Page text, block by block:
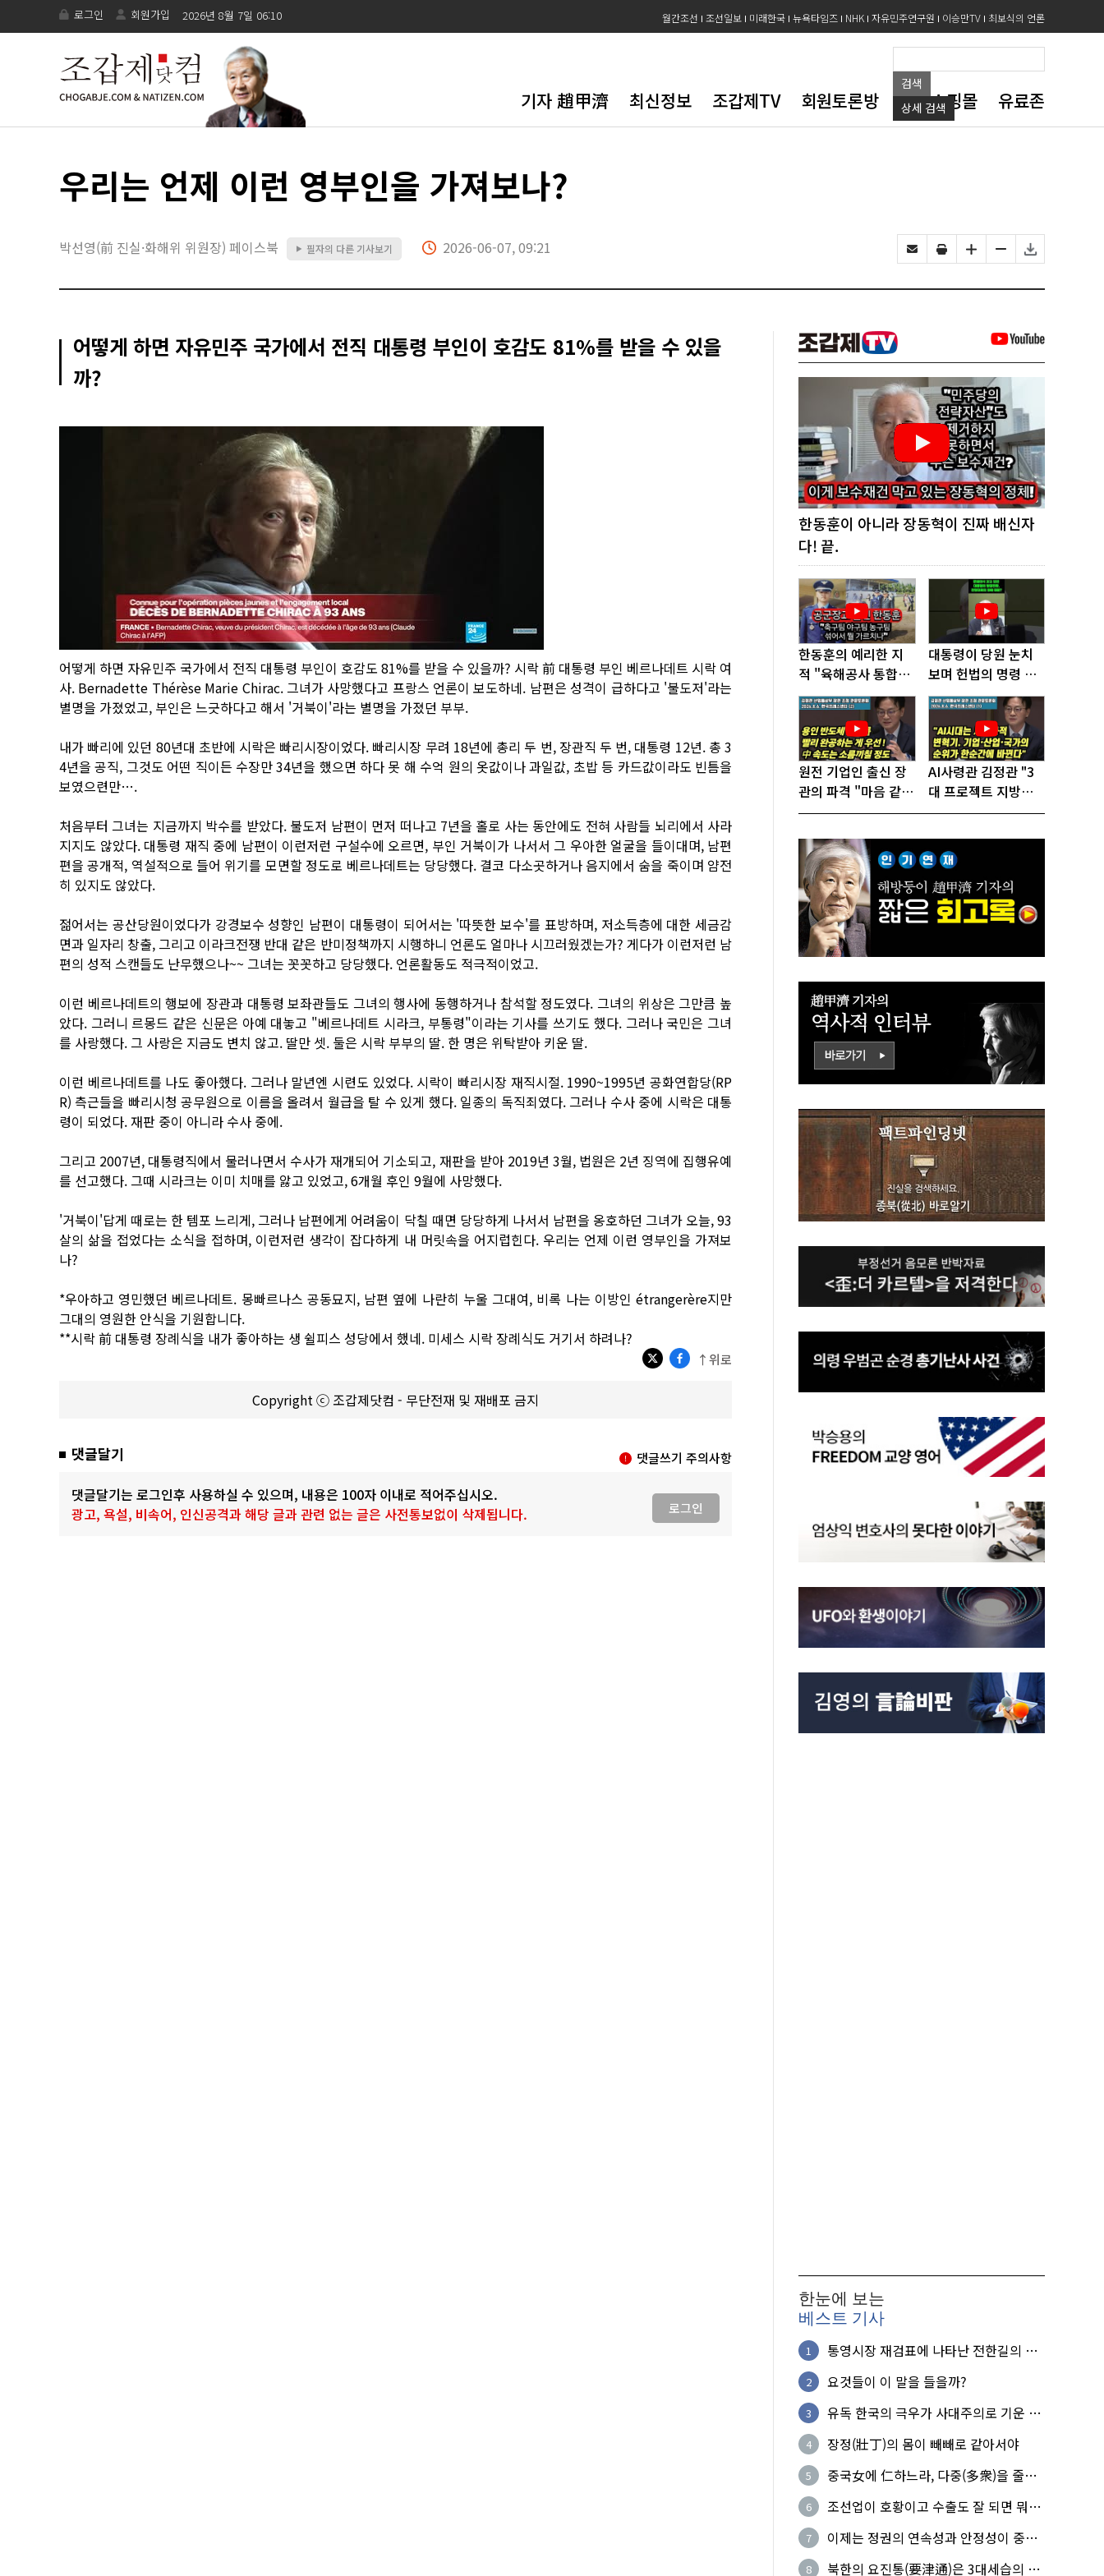
로그인 회원가입 2026년 8월 7일 06:10 월간조선 조선일보 미래한국 뉴욕타임즈 NHK 자유민주연구원 이승만TV 최보식의 언론
검색
상세 검색
기자 趙甲濟 최신정보 조갑제TV 회원토론방 도서쇼핑몰 유료존
우리는 언제 이런 영부인을 가져보나?
박선영(前 진실·화해위 위원장) 페이스북 ▶ 필자의 다른 기사보기 2026-06-07, 09:21
어떻게 하면 자유민주 국가에서 전직 대통령 부인이 호감도 81%를 받을 수 있을
까?
어떻게 하면 자유민주 국가에서 전직 대통령 부인이 호감도 81%를 받을 수 있을까? 시락 前 대통령 부인 베르나데트 시락 여
사. Bernadette Thérèse Marie Chirac. 그녀가 사망했다고 프랑스 언론이 보도하네. 남편은 성격이 급하다고 '불도저'라는
별명을 가졌었고, 부인은 느긋하다고 해서 '거북이'라는 별명을 가졌던 부부.
내가 빠리에 있던 80년대 초반에 시락은 빠리시장이었다. 빠리시장 무려 18년에 총리 두 번, 장관직 두 번, 대통령 12년. 총 3
4년을 공직, 그것도 어떤 직이든 수장만 34년을 했으면 하다 못 해 수억 원의 옷값이나 과일값, 초밥 등 카드값이라도 빈틈을
보였으련만….
처음부터 그녀는 지금까지 박수를 받았다. 불도저 남편이 먼저 떠나고 7년을 홀로 사는 동안에도 전혀 사람들 뇌리에서 사라
지지도 않았다. 대통령 재직 중에 남편이 이런저런 구설수에 오르면, 부인 거북이가 나서서 그 우아한 얼굴을 들이대며, 남편
편을 공개적, 역설적으로 들어 위기를 모면할 정도로 베르나데트는 당당했다. 결코 다소곳하거나 음지에서 숨을 죽이며 얌전
히 있지도 않았다.
젊어서는 공산당원이었다가 강경보수 성향인 남편이 대통령이 되어서는 '따뜻한 보수'를 표방하며, 저소득층에 대한 세금감
면과 일자리 창출, 그리고 이라크전쟁 반대 같은 반미정책까지 시행하니 언론도 얼마나 시끄러웠겠는가? 게다가 이런저런 남
편의 성적 스캔들도 난무했으나~~ 그녀는 꼿꼿하고 당당했다. 언론활동도 적극적이었고.
이런 베르나데트의 행보에 장관과 대통령 보좌관들도 그녀의 행사에 동행하거나 참석할 정도였다. 그녀의 위상은 그만큼 높
았다. 그러니 르몽드 같은 신문은 아예 대놓고 "베르나데트 시라크, 부통령"이라는 기사를 쓰기도 했다. 그러나 국민은 그녀
를 사랑했다. 그 사랑은 지금도 변치 않고. 딸만 셋. 둘은 시락 부부의 딸. 한 명은 위탁받아 키운 딸.
이런 베르나데트를 나도 좋아했다. 그러나 말년엔 시련도 있었다. 시락이 빠리시장 재직시절. 1990~1995년 공화연합당(RP
R) 측근들을 빠리시청 공무원으로 이름을 올려서 월급을 탈 수 있게 했다. 일종의 독직죄였다. 그러나 수사 중에 시락은 대통
령이 되었다. 재판 중이 아니라 수사 중에.
그리고 2007년, 대통령직에서 물러나면서 수사가 재개되어 기소되고, 재판을 받아 2019년 3월, 법원은 2년 징역에 집행유예
를 선고했다. 그때 시라크는 이미 치매를 앓고 있었고, 6개월 후인 9월에 사망했다.
'거북이'답게 때로는 한 템포 느리게, 그러나 남편에게 어려움이 닥칠 때면 당당하게 나서서 남편을 옹호하던 그녀가 오늘, 93
살의 삶을 접었다는 소식을 접하며, 이런저런 생각이 잡다하게 내 머릿속을 어지럽힌다. 우리는 언제 이런 영부인을 가져보
나?
*우아하고 영민했던 베르나데트. 몽빠르나스 공동묘지, 남편 옆에 나란히 누울 그대여, 비록 나는 이방인 étrangerère지만
그대의 영원한 안식을 기원합니다.
**시락 前 대통령 장례식을 내가 좋아하는 생 쉴피스 성당에서 했네. 미세스 시락 장례식도 거기서 하려나?
↑위로
Copyright ⓒ 조갑제닷컴 - 무단전재 및 재배포 금지
댓글달기 댓글쓰기 주의사항
댓글달기는 로그인후 사용하실 수 있으며, 내용은 100자 이내로 적어주십시오.
광고, 욕설, 비속어, 인신공격과 해당 글과 관련 없는 글은 사전통보없이 삭제됩니다.
로그인
한동훈이 아니라 장동혁이 진짜 배신자
다! 끝.
한동훈의 예리한 지
적 "육해공사 통합하
면 쿠데타 쉬워진다"
대통령이 당원 눈치
보며 헌법의 명령 거
부, 발목 잡혔다!
원전 기업인 출신 장
관의 파격 "마음 같아
서는 수도권에 원전
AI사령관 김정관 "3
대 프로젝트 지방투
자는 국가생존을 건
한눈에 보는
베스트 기사
1
통영시장 재검표에 나타난 전한길의 무
2 요것들이 이 말을 들을까?
3
유독 한국의 극우가 사대주의로 기운 이
4 장정(壯丁)의 몸이 빼빼로 같아서야
5
중국女에 仁하느라, 다중(多衆)을 줄세
6
조선업이 호황이고 수출도 잘 되면 뭐하
7
이제는 정권의 연속성과 안정성이 중요
8 북한의 요진통(要津通)은 3대세습의 사